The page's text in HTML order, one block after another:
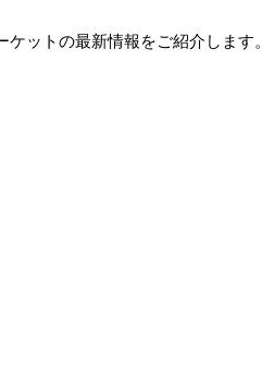
ットの最新情報をご紹介します。